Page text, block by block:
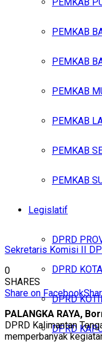
PEMKAB
PEMKAB
PEMKAB
PEMKAB
PEMKAB
PEMKAB
Legislatif
DPRD
DPRD
DPRD
DPRD
Sekretaris Komisi II
0
SHARES
Share on Facebook
PALANGKA RAYA,
DPRD Kalimantan
memperbanyak